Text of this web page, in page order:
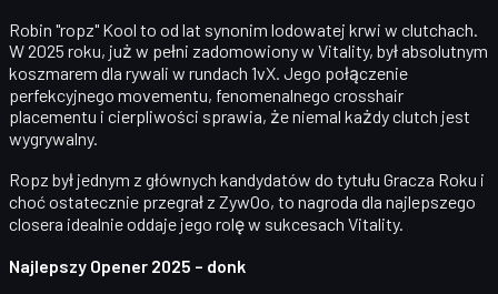
Robin "ropz" Kool to od lat synonim lodowatej krwi w clutchach.
W 2025 roku, już w pełni zadomowiony w Vitality, był absolutnym
koszmarem dla rywali w rundach 1vX. Jego połączenie
perfekcyjnego movementu, fenomenalnego crosshair
placementu i cierpliwości sprawia, że niemal każdy clutch jest
wygrywalny.
Ropz był jednym z głównych kandydatów do tytułu Gracza Roku i
choć ostatecznie przegrał z ZywOo, to nagroda dla najlepszego
closera idealnie oddaje jego rolę w sukcesach Vitality.
Najlepszy Opener 2025 – donk